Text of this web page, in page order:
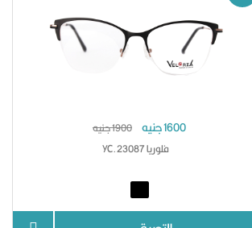
1600 جنيه
1900 جنيه
فلوريا YC.23087